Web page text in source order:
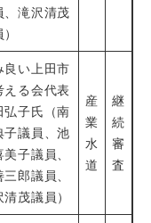
、滝沢清茂
良い上田市
える会代表
弘子氏（南
子議員、池
美子議員、
三郎議員、
清茂議員）
産
業
水
道
継
続
審
査